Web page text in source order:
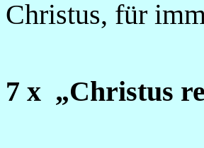
Christus, für
7 x „Christus